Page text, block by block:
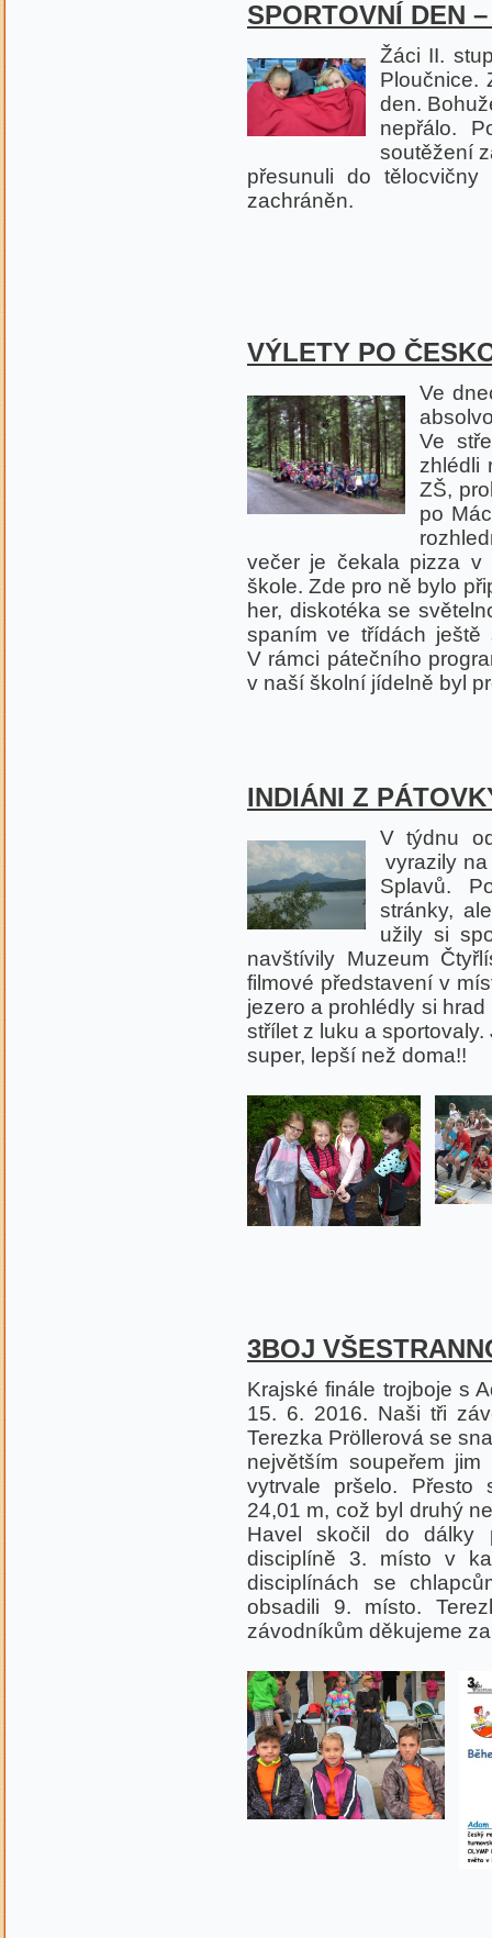
SPORTOVNÍ DEN
Žáci II.
Ploučnice.
den.
nepřálo.
soutěžení
přesunuli do
zachráněn.
VÝLETY PO
Ve
Ve
zhlédli
ZŠ,
po
večer je čekala pizza v
škole. Zde pro ně bylo
her, diskotéka se
spaním ve třídách ještě
V rámci pátečního
v naší školní jídelně byl
INDIÁNI Z
V týdnu
vyrazily
Splavů.
stránky,
užily si
navštívily Muzeum
filmové představení v
jezero a prohlédly si
střílet z luku a
super, lepší než doma!!
3BOJ
Krajské finále trojboje s
15. 6. 2016. Naši tři
Terezka Pröllerová se
největším soupeřem
vytrvale pršelo. Přesto
24,01 m, což byl druhý
Havel skočil do
disciplíně 3. místo v
disciplínách se
obsadili 9. místo.
závodníkům děkujeme